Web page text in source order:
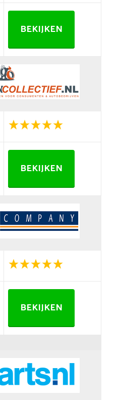
BEKIJKEN
BEKIJKEN
BEKIJKEN